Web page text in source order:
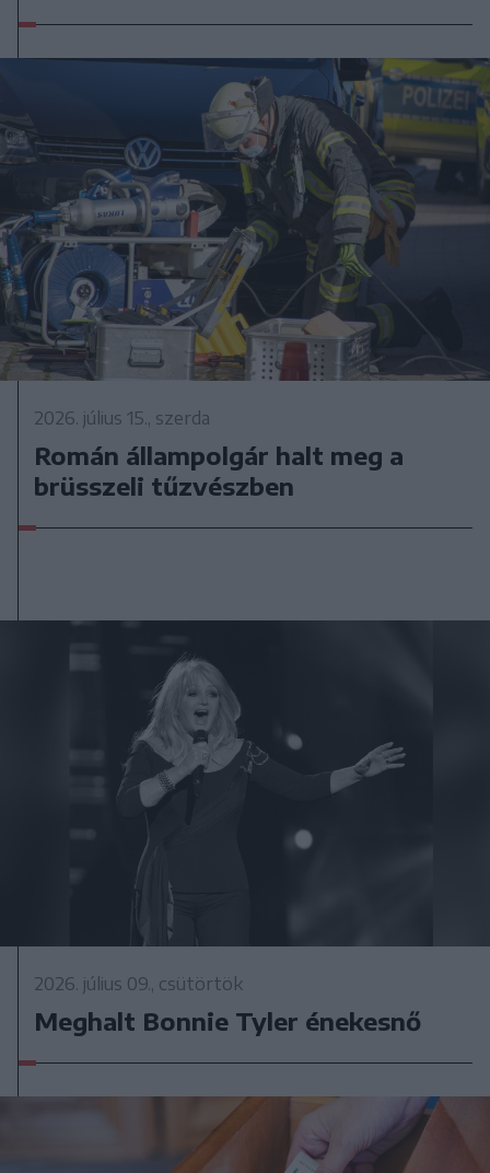
2026. július 15., szerda
Román állampolgár halt meg a
brüsszeli tűzvészben
2026. július 09., csütörtök
Meghalt Bonnie Tyler énekesnő